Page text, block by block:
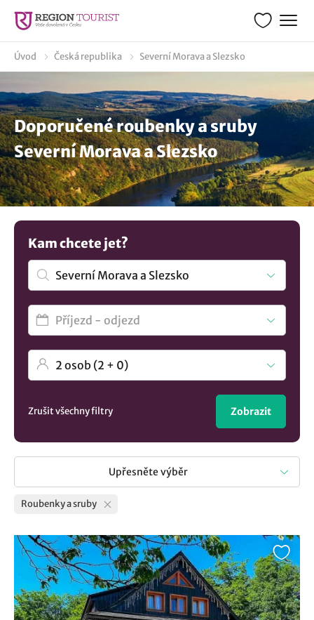
Úvod Česká republika Severní Morava a Slezsko
Doporučené roubenky a sruby
Severní Morava a Slezsko
Kam chcete jet?
Zrušit všechny filtry Zobrazit
Upřesněte výběr
Roubenky a sruby